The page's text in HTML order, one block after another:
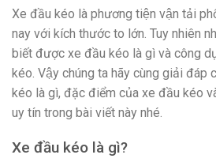
Xe đầu kéo là phương tiện vận tải
nay với kích thước to lớn. Tuy nhiên
biết được xe đầu kéo là gì và công
kéo. Vậy chúng ta hãy cùng giải đáp
kéo là gì, đặc điểm của xe đầu kéo
uy tín trong bài viết này nhé.
Xe đầu kéo là gì?